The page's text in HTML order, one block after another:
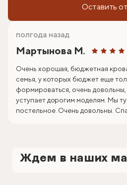
Оставить
Мартынова М.
полгода назад
Очень хорошая, бюджетная
семья, у которых бюджет еще
формироваться, очень
уступает дорогим моделям. Мы
постельное. Очень довольны.
Ждем в наших